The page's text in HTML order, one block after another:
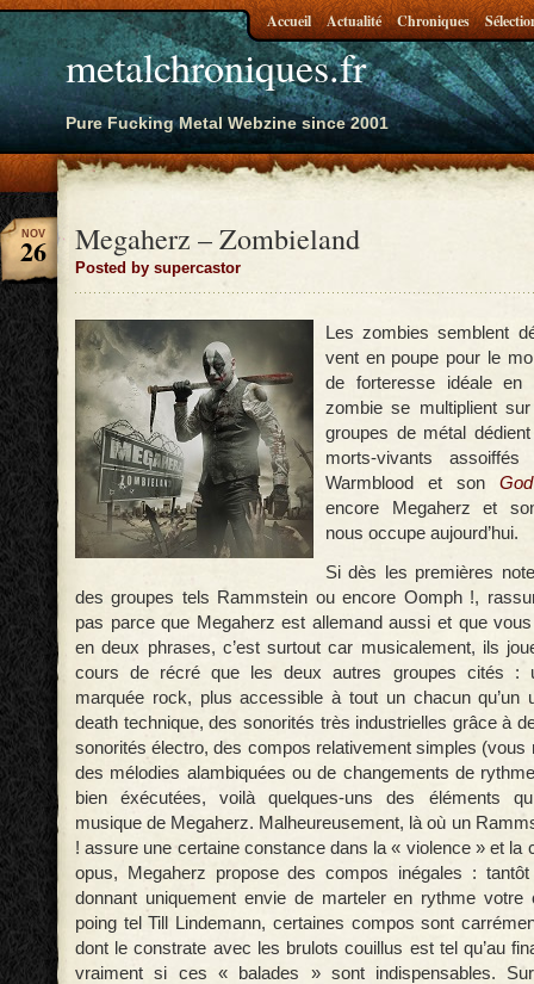
metalchroniques.fr
Pure Fucking Metal Webzine since 2001
Accueil Actualité Chroniques
Megaherz – Zombieland
Posted by supercastor
NOV
26
Les zombies semblent
vent en poupe pour le
de forteresse idéale en
zombie se multiplient
groupes de métal
morts-vivants
Warmblood et son
encore Megaherz et
nous occupe aujourd’hui.
Si dès les premières
des groupes tels Rammstein ou encore Oomph !,
pas parce que Megaherz est allemand aussi et que
en deux phrases, c’est surtout car musicalement, ils
cours de récré que les deux autres groupes cités :
marquée rock, plus accessible à tout un chacun qu’un
death technique, des sonorités très industrielles grâce à
sonorités électro, des compos relativement simples (vous
des mélodies alambiquées ou de changements de
bien éxécutées, voilà quelques-uns des éléments
musique de Megaherz. Malheureusement, là où un
! assure une certaine constance dans la « violence » et la
opus, Megaherz propose des compos inégales :
donnant uniquement envie de marteler en rythme
poing tel Till Lindemann, certaines compos sont
dont le constrate avec les brulots couillus est tel qu’au
vraiment si ces « balades » sont indispensables.